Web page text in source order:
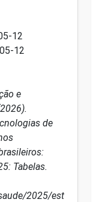
12
12
e
de
Tabelas.
2025/est